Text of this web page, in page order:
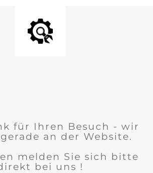
für Ihren Besuch - wir
an der Website.
melden Sie sich bitte
bei uns !